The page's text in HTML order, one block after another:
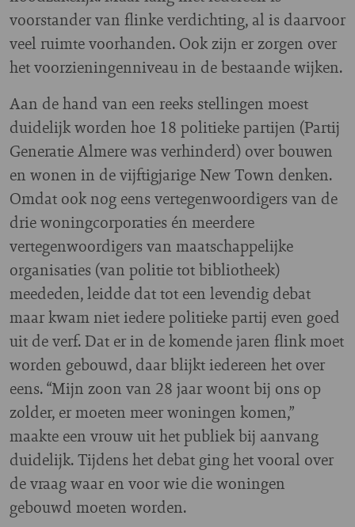
voorstander van flinke verdichting, al is daarvoor
veel ruimte voorhanden. Ook zijn er zorgen over
het voorzieningenniveau in de bestaande wijken.
Aan de hand van een reeks stellingen moest
duidelijk worden hoe 18 politieke partijen (Partij
Generatie Almere was verhinderd) over bouwen
en wonen in de vijftigjarige New Town denken.
Omdat ook nog eens vertegenwoordigers van de
drie woningcorporaties én meerdere
vertegenwoordigers van maatschappelijke
organisaties (van politie tot bibliotheek)
meededen, leidde dat tot een levendig debat
maar kwam niet iedere politieke partij even goed
uit de verf. Dat er in de komende jaren flink moet
worden gebouwd, daar blijkt iedereen het over
eens. “Mijn zoon van 28 jaar woont bij ons op
zolder, er moeten meer woningen komen,”
maakte een vrouw uit het publiek bij aanvang
duidelijk. Tijdens het debat ging het vooral over
de vraag waar en voor wie die woningen
gebouwd moeten worden.